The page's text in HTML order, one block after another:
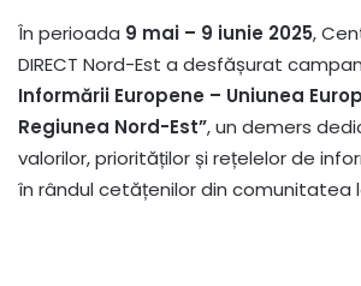
În perioada 9 mai – 9 iunie 2025,
DIRECT Nord-Est a desfășurat
Informării Europene – Uniunea
Regiunea Nord-Est”, un demers
valorilor, priorităților și rețelelor de
în rândul cetățenilor din comunitatea